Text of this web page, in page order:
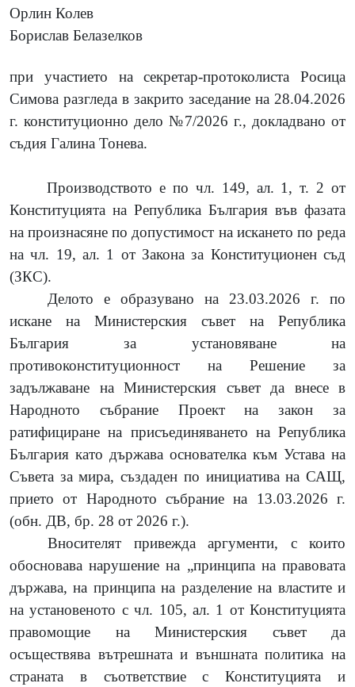
Орлин Колев
Борислав Белазелков
при участието на секретар-протоколиста Росица
Симова разгледа в закрито заседание на 28.04.2026
г. конституционно дело №7/2026 г., докладвано от
съдия Галина Тонева.
Производството е по чл. 149, ал. 1, т. 2 от
Конституцията на Република България във фазата
на произнасяне по допустимост на искането по реда
на чл. 19, ал. 1 от Закона за Конституционен съд
(ЗКС).
Делото е образувано на 23.03.2026 г. по
искане на Министерския съвет на Република
България за установяване на
противоконституционност на Решение за
задължаване на Министерския съвет да внесе в
Народното събрание Проект на закон за
ратифициране на присъединяването на Република
България като държава основателка към Устава на
Съвета за мира, създаден по инициатива на САЩ,
прието от Народното събрание на 13.03.2026 г.
(обн. ДВ, бр. 28 от 2026 г.).
Вносителят привежда аргументи, с които
обосновава нарушение на „принципа на правовата
държава, на принципа на разделение на властите и
на установеното с чл. 105, ал. 1 от Конституцията
правомощие на Министерския съвет да
осъществява вътрешната и външната политика на
страната в съответствие с Конституцията и